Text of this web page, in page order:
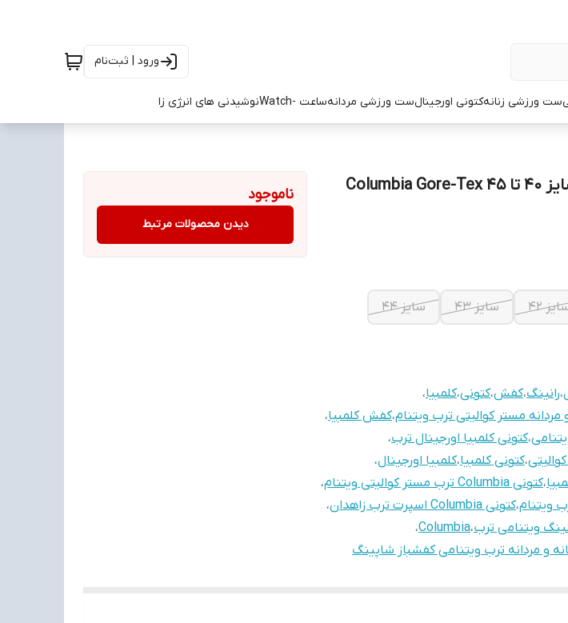
ورود | ثبت‌نام
ست ورزشی زنانهکتونی اورجینالست ورزشی مردانهساعت -Watch نوشیدنی های انرژی زا
کتونی کلمبیا گورتکس سایز ۴۰ تا ۴۵ Columbia Gore-Tex
۴۲ سایز ۴۳ سایز ۴۴
،رانینگ،کفش،کتونی،کلمبیا،
مردانه مستر کوالیتی ترب ویتنام،کفش کلمبیا،
،کتونی کلمبیا اورجینال ترب،
،کتونی کلمبیا،کلمبیا اورجینال،
،کتونی Columbia ترب مستر کوالیتی ویتنام
،
،کتونی Columbia اسپرت ترب زاهدان
،
،Columbia،
ناموجود
دیدن محصولات مرتبط